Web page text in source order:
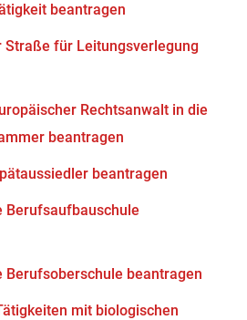
beantragen
für Leitungsverlegung
Rechtsanwalt in die
beantragen
beantragen
Berufsaufbauschule
Berufsoberschule beantragen
mit biologischen